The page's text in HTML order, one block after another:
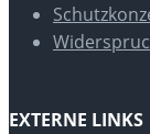
EXTERNE LINKS